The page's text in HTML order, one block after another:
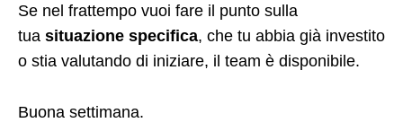
Se nel frattempo vuoi fare il punto sulla
tua situazione specifica, che tu abbia già investito
o stia valutando di iniziare, il team è disponibile.
Buona settimana.